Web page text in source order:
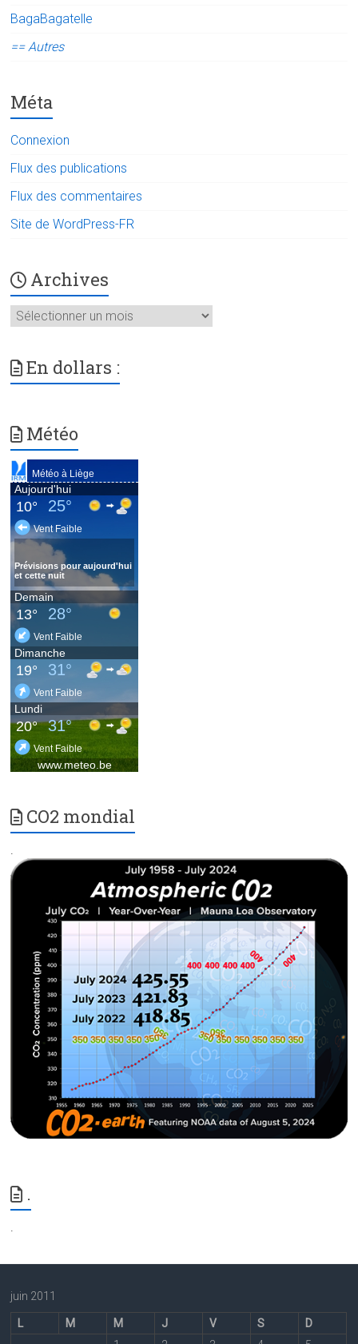
BagaBagatelle
== Autres
Méta
Connexion
Flux des publications
Flux des commentaires
Site de WordPress-FR
Archives
Archives
En dollars :
Météo
CO2 mondial
.
.
.
juin 2011
L M M J V S
D